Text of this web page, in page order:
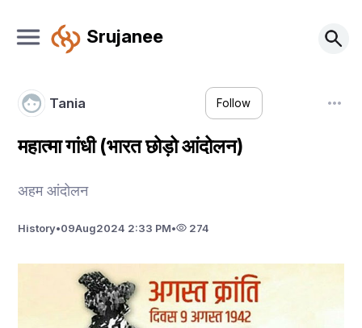
Srujanee
Tania Follow
महात्मा गांधी (भारत छोड़ो आंदोलन)
अहम आंदोलन
History•09Aug2024 2:33 PM• 274